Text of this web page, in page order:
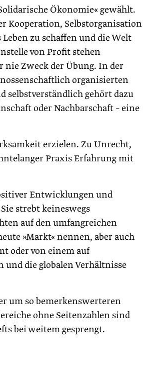
Ökonomie« gewählt.
Kooperation, Selbst­organisation
zu schaffen und die Welt
von Profit stehen
nie Zweck der Übung. In der
organisierten
selbstverständlich gehört dazu
oder Nachbarschaft – eine
erzielen. Zu Unrecht,
Praxis Erfahrung mit
Entwicklungen und
strebt keineswegs
auf den umfangreichen
»Markt« nennen, aber auch
oder von einem auf
die globalen Verhältnisse
um so bemerkenswerteren
ohne Seitenzahlen sind
bei weitem gesprengt.